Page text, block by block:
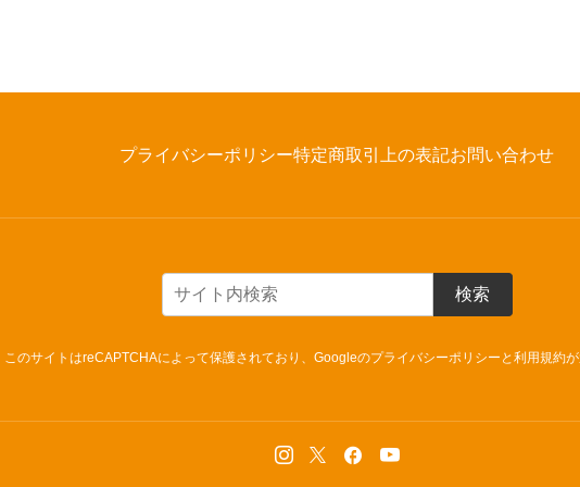
プライバシーポリシー特定商取引上の表記お問い合わせ
検索
このサイトはreCAPTCHAによって保護されており、Googleのプライバシーポリシー と利用規約が